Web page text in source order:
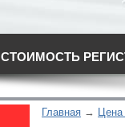
СТОИМОСТЬ
Главная Цена